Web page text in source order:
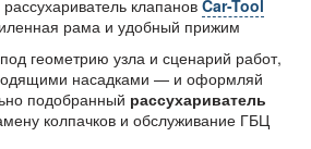
клапанов Car-Tool
рама и удобный прижим
геометрию узла и сценарий работ,
насадками — и оформляй
подобранный рассухариватель
колпачков и обслуживание ГБЦ